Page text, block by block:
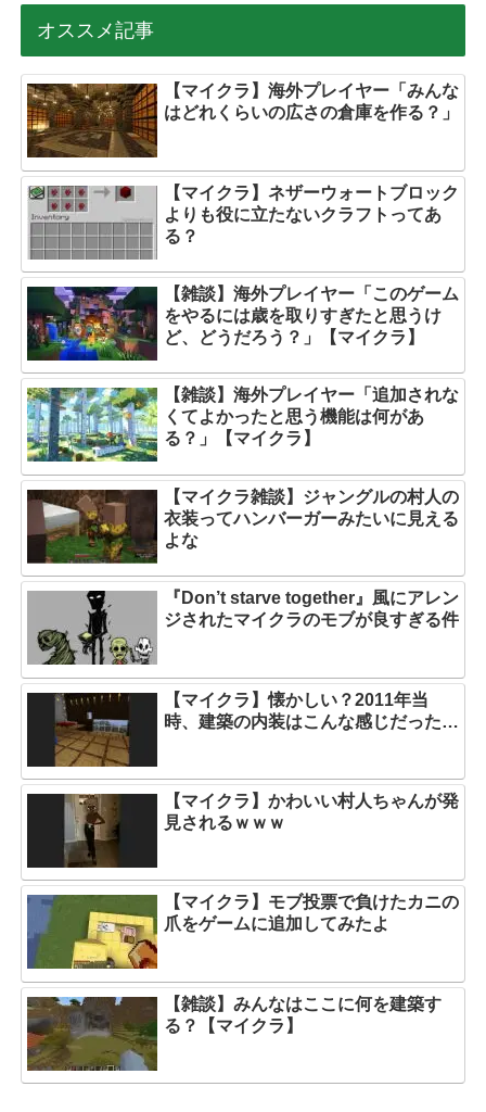
オススメ記事
【マイクラ】海外プレイヤー「みんな
はどれくらいの広さの倉庫を作る？」
【マイクラ】ネザーウォートブロック
よりも役に立たないクラフトってあ
る？
【雑談】海外プレイヤー「このゲーム
をやるには歳を取りすぎたと思うけ
ど、どうだろう？」【マイクラ】
【雑談】海外プレイヤー「追加されな
くてよかったと思う機能は何があ
る？」【マイクラ】
【マイクラ雑談】ジャングルの村人の
衣装ってハンバーガーみたいに見える
よな
『Don’t starve together』風にアレン
ジされたマイクラのモブが良すぎる件
【マイクラ】懐かしい？2011年当
時、建築の内装はこんな感じだった…
【マイクラ】かわいい村人ちゃんが発
見されるｗｗｗ
【マイクラ】モブ投票で負けたカニの
爪をゲームに追加してみたよ
【雑談】みんなはここに何を建築す
る？【マイクラ】